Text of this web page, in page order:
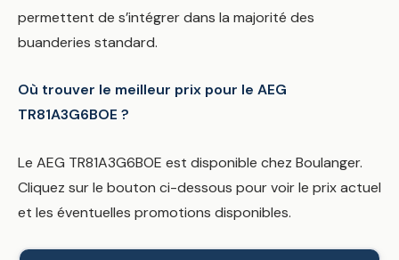
permettent de s’intégrer dans la majorité des
buanderies standard.
Où trouver le meilleur prix pour le AEG
TR81A3G6BOE ?
Le AEG TR81A3G6BOE est disponible chez Boulanger.
Cliquez sur le bouton ci-dessous pour voir le prix actuel
et les éventuelles promotions disponibles.